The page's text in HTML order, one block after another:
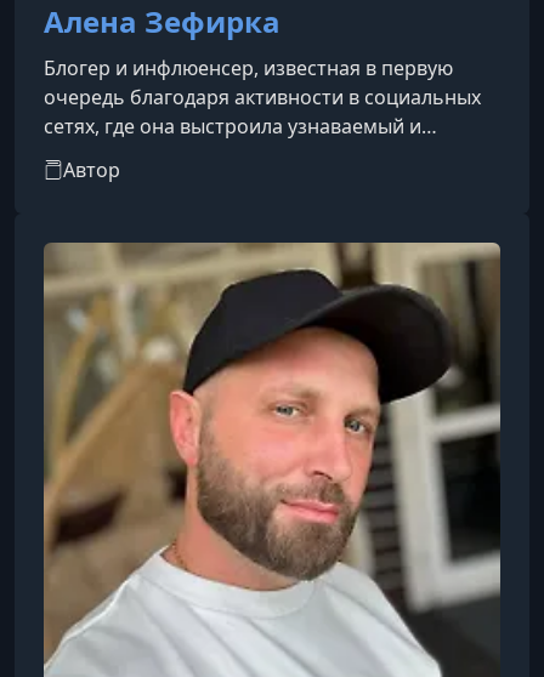
Алена Зефирка
Блогер и инфлюенсер, известная в первую
очередь благодаря активности в социальных
сетях, где она выстроила узнаваемый и
коммерчески успешный медийный образ.
Псевдоним «Зефирка» работает как элемент
сладостью и визуальной мягкостью, что
полностью соответствует её контент-
стратегии и стилистике аккаунтов. Основной
фокус её публикаций сосредоточен на lifestyle-
тематике — это демонстрация повседневной
жизн
Автор